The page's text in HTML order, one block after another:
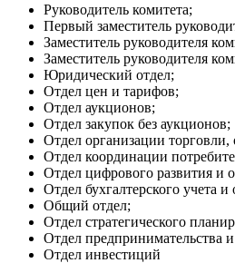
Руководитель комитета;
Первый заместитель
Заместитель руководителя
Заместитель руководителя
Юридический отдел;
Отдел цен и тарифов;
Отдел аукционов;
Отдел закупок без аукционов;
Отдел организации
Отдел координации
Отдел цифрового развития и
Отдел бухгалтерского учета и
Общий отдел;
Отдел стратегического
Отдел предпринимательства
Отдел инвестиций